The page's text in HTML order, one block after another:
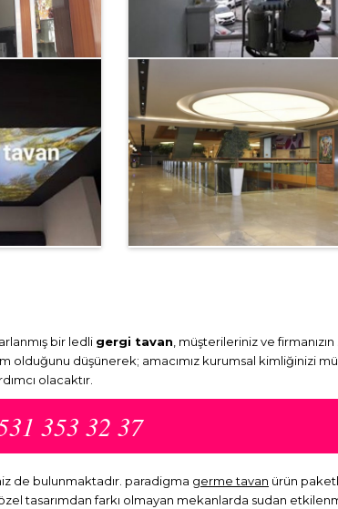
bir ledli gergi tavan , müşterileriniz ve
olduğunu düşünerek; amacımız kurumsal kimliğinizi
olacaktır.
353 32 37
de bulunmaktadır. paradigma germe tavan ürün
tasarımdan farkı olmayan mekanlarda sudan